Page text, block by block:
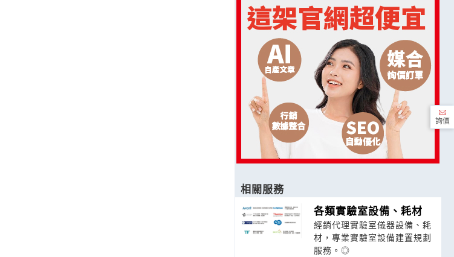
相關服務
各類實驗室設備、耗材
經銷代理實驗室儀器設備、耗
材，專業實驗室設備建置規劃
服務。◎
詢價